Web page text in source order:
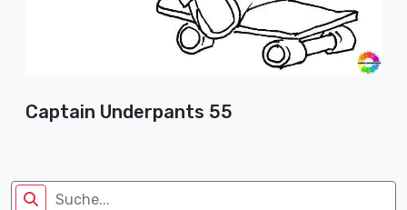
Captain Underpants 55